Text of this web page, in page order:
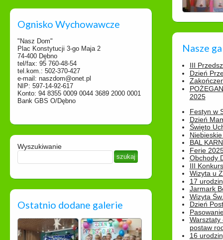
Ognisko Wychowawcze
"Nasz Dom"
Plac Konstytucji 3-go Maja 2
74-400 Dębno
tel/fax: 95 760-48-54
tel.kom.: 502-370-427
e-mail: naszdom@onet.pl
NIP: 597-14-92-617
Konto: 94 8355 0009 0044 3689 2000 0001
Bank GBS O/Dębno
Wyszukiwanie
Ostatnio dodane galerie
Nasze
III
Dzień
2025
Festyn w
Dzień
Święto
BAL
Ferie
Obchody
III
Wizyta u
17
Jarmark
Wizyta
Dzień
Warsztaty
postaw
16